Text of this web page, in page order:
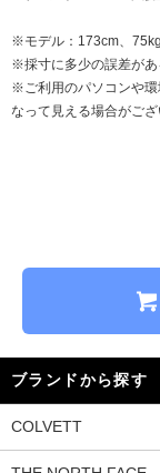
※モデル：173cm、
※採寸に多少の誤差があ
※ご利用のパソコンや環
なって見える場合がござ
ブランドから探す
COLVETT